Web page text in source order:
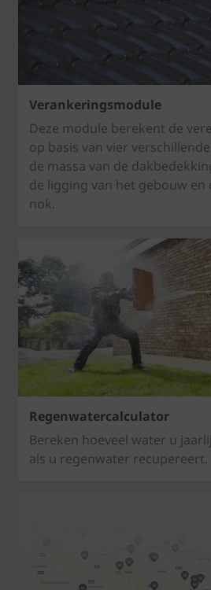
Verankeringsmodule
Deze module berekent de
op basis van vier
de massa van de
de ligging van het gebouw en
nok.
Regenwatercalculator
Bereken hoeveel water u
als u regenwater recupereert.